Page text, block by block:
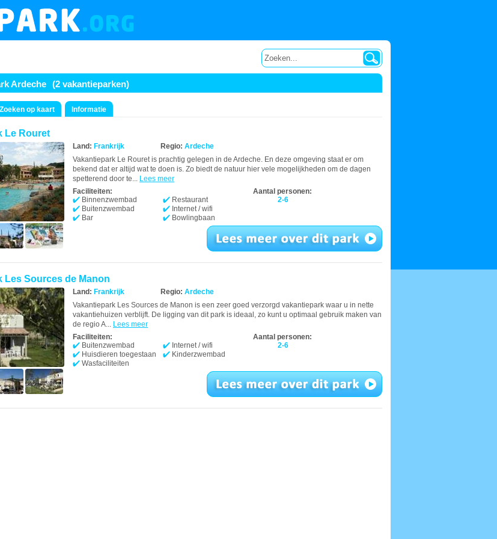
Ardeche (2 vakantieparken)
Zoeken op kaart Informatie
Le Rouret
Land: Frankrijk Regio: Ardeche
Vakantiepark Le Rouret is prachtig gelegen in de Ardeche. En deze omgeving staat er om
bekend dat er altijd wat te doen is. Zo biedt de natuur hier vele mogelijkheden om de dagen
spetterend door te... Lees meer
Faciliteiten:
Binnenzwembad
Restaurant
Buitenzwembad
Internet / wifi
Bar
Bowlingbaan
Aantal personen:
2-6
Les Sources de Manon
Land: Frankrijk Regio: Ardeche
Vakantiepark Les Sources de Manon is een zeer goed verzorgd vakantiepark waar u in nette
vakantiehuizen verblijft. De ligging van dit park is ideaal, zo kunt u optimaal gebruik maken van
de regio A... Lees meer
Faciliteiten:
Buitenzwembad
Internet / wifi
Huisdieren toegestaan
Kinderzwembad
Wasfaciliteiten
Aantal personen:
2-6